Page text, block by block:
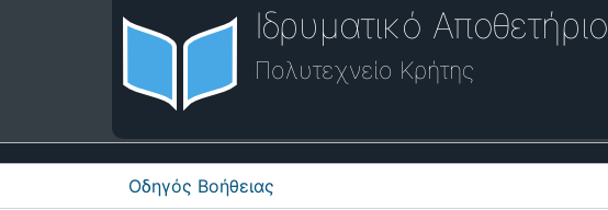
Ιδρυματικό Αποθετήριο
Πολυτεχνείο Κρήτης
Οδηγός Βοήθειας